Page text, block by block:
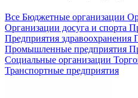
Все Бюджетные организации
Организации досуга и спорта
Предприятия здравоохранения
Промышленные предприятия
Социальные организации
Транспортные предприятия